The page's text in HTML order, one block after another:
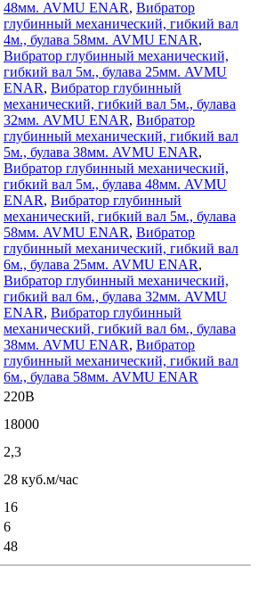
48мм. AVMU ENAR, Вибратор
глубинный механический, гибкий вал
4м., булава 58мм. AVMU ENAR,
Вибратор глубинный механический,
гибкий вал 5м., булава 25мм. AVMU
ENAR, Вибратор глубинный
механический, гибкий вал 5м., булава
32мм. AVMU ENAR, Вибратор
глубинный механический, гибкий вал
5м., булава 38мм. AVMU ENAR,
Вибратор глубинный механический,
гибкий вал 5м., булава 48мм. AVMU
ENAR, Вибратор глубинный
механический, гибкий вал 5м., булава
58мм. AVMU ENAR, Вибратор
глубинный механический, гибкий вал
6м., булава 25мм. AVMU ENAR,
Вибратор глубинный механический,
гибкий вал 6м., булава 32мм. AVMU
ENAR, Вибратор глубинный
механический, гибкий вал 6м., булава
38мм. AVMU ENAR, Вибратор
глубинный механический, гибкий вал
6м., булава 58мм. AVMU ENAR
220В
18000
2,3
28 куб.м/час
16
6
48